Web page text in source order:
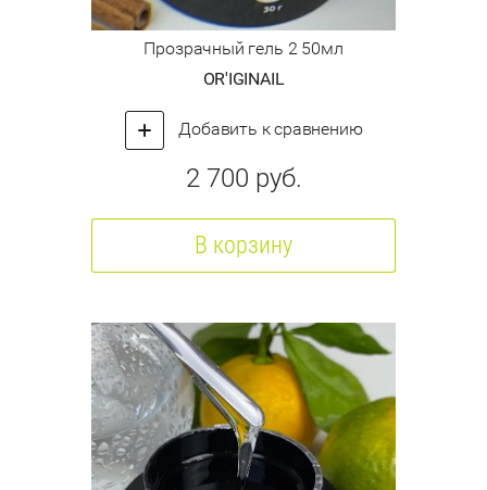
Прозрачный гель 2 50мл
OR'IGINAIL
Добавить к сравнению
2 700 руб.
В корзину